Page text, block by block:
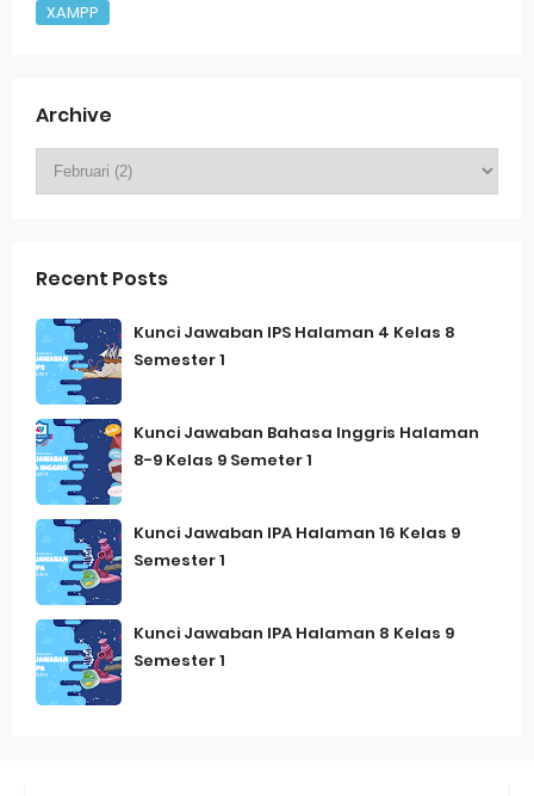
XAMPP
Archive
Recent Posts
Kunci Jawaban IPS Halaman 4 Kelas 8
Semester 1
Kunci Jawaban Bahasa Inggris Halaman
8-9 Kelas 9 Semeter 1
Kunci Jawaban IPA Halaman 16 Kelas 9
Semester 1
Kunci Jawaban IPA Halaman 8 Kelas 9
Semester 1